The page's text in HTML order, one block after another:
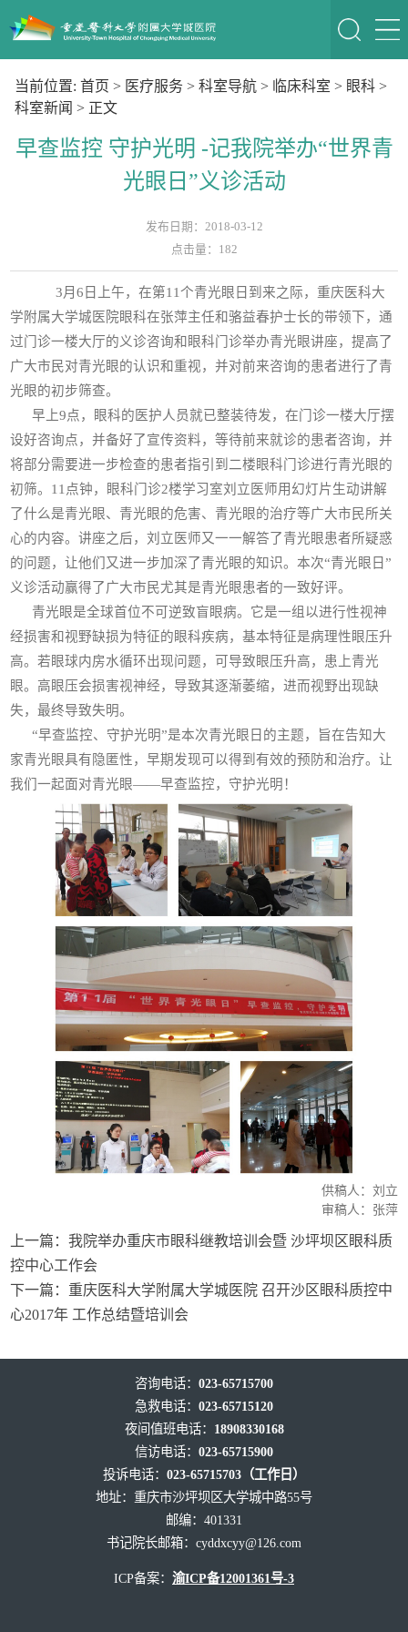
当前位置: 首页 > 医疗服务 > 科室导航 > 临床科室 > 眼科 >
科室新闻 > 正文
早查监控 守护光明 -记我院举办“世界青
光眼日”义诊活动
发布日期：2018-03-12
点击量：
182
3月6日上午，在第11个青光眼日到来之际，重庆医科大
学附属大学城医院眼科在张萍主任和骆益春护士长的带领下，通
过门诊一楼大厅的义诊咨询和眼科门诊举办青光眼讲座，提高了
广大市民对青光眼的认识和重视，并对前来咨询的患者进行了青
光眼的初步筛查。
早上9点，眼科的医护人员就已整装待发，在门诊一楼大厅摆
设好咨询点，并备好了宣传资料，等待前来就诊的患者咨询，并
将部分需要进一步检查的患者指引到二楼眼科门诊进行青光眼的
初筛。11点钟，眼科门诊2楼学习室刘立医师用幻灯片生动讲解
了什么是青光眼、青光眼的危害、青光眼的治疗等广大市民所关
心的内容。讲座之后，刘立医师又一一解答了青光眼患者所疑惑
的问题，让他们又进一步加深了青光眼的知识。本次“青光眼日”
义诊活动赢得了广大市民尤其是青光眼患者的一致好评。
青光眼是全球首位不可逆致盲眼病。它是一组以进行性视神
经损害和视野缺损为特征的眼科疾病，基本特征是病理性眼压升
高。若眼球内房水循环出现问题，可导致眼压升高，患上青光
眼。高眼压会损害视神经，导致其逐渐萎缩，进而视野出现缺
失，最终导致失明。
“早查监控、守护光明”是本次青光眼日的主题，旨在告知大
家青光眼具有隐匿性，早期发现可以得到有效的预防和治疗。让
我们一起面对青光眼——早查监控，守护光明！
供稿人：刘立
审稿人：张萍
上一篇：我院举办重庆市眼科继教培训会暨 沙坪坝区眼科质
控中心工作会
下一篇： 重庆医科大学附属大学城医院 召开沙区眼科质控中
心2017年 工作总结暨培训会
咨询电话： 023-65715700
急救电话： 023-65715120
夜间值班电话： 18908330168
信访电话： 023-65715900
投诉电话： 023-65715703（工作日）
地址：重庆市沙坪坝区大学城中路55号
邮编：401331
书记院长邮箱： cyddxcyy@126.com
ICP备案： 渝ICP备12001361号-3